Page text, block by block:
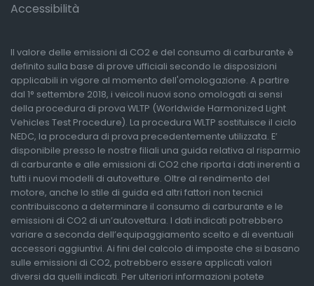
Accessibilità
Il valore delle emissioni di CO2 e del consumo di carburante è
definito sulla base di prove ufficiali secondo le disposizioni
applicabili in vigore al momento dell'omologazione. A partire
dal 1° settembre 2018, i veicoli nuovi sono omologati ai sensi
della procedura di prova WLTP (Worldwide Harmonized Light
Vehicles Test Procedure). La procedura WLTP sostituisce il ciclo
NEDC, la procedura di prova precedentemente utilizzata. E’
disponibile presso le nostre filiali una guida relativa al risparmio
di carburante e alle emissioni di CO2 che riporta i dati inerenti a
tutti i nuovi modelli di autovetture. Oltre al rendimento del
motore, anche lo stile di guida ed altri fattori non tecnici
contribuiscono a determinare il consumo di carburante e le
emissioni di CO2 di un’autovettura. I dati indicati potrebbero
variare a seconda dell’equipaggiamento scelto e di eventuali
accessori aggiuntivi. Ai fini del calcolo di imposte che si basano
sulle emissioni di CO2, potrebbero essere applicati valori
diversi da quelli indicati. Per ulteriori informazioni potete